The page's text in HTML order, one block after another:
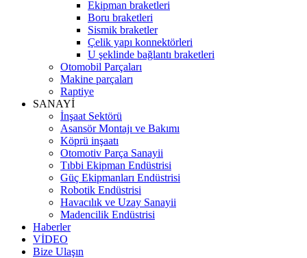
Ekipman braketleri
Boru braketleri
Sismik braketler
Çelik yapı konnektörleri
U şeklinde bağlantı braketleri
Otomobil Parçaları
Makine parçaları
Raptiye
SANAYİ
İnşaat Sektörü
Asansör Montajı ve Bakımı
Köprü inşaatı
Otomotiv Parça Sanayii
Tıbbi Ekipman Endüstrisi
Güç Ekipmanları Endüstrisi
Robotik Endüstrisi
Havacılık ve Uzay Sanayii
Madencilik Endüstrisi
Haberler
VİDEO
Bize Ulaşın